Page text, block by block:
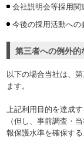
会社説明会等採用関
今後の採用活動への
第三者への例外的
以下の場合当社は、
ます。
上記利用目的を達成
（但し、事前調査・
報保護水準を確保する